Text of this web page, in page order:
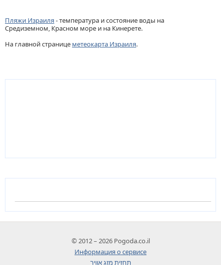
Пляжи Израиля- температура и состояние воды на
Средиземном, Красном море и на Кинерете.
На главной странице метеокарта Израиля.
© 2012 – 2026 Pogoda.co.il
Информация о сервисе
תחזית מזג אוויר